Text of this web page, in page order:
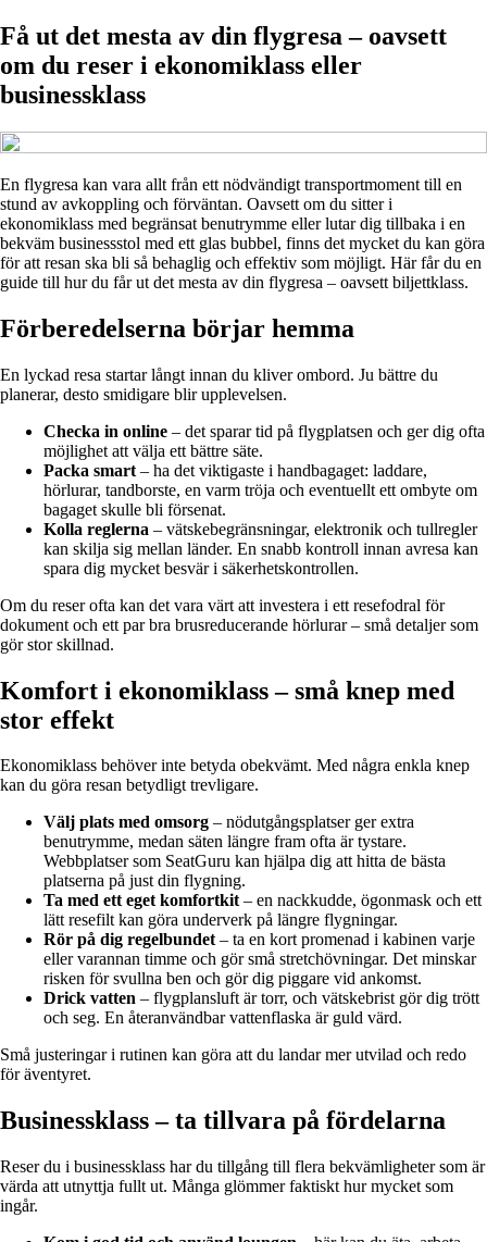
Få ut det mesta av din flygresa – oavsett
om du reser i ekonomiklass eller
businessklass
En flygresa kan vara allt från ett nödvändigt transportmoment till en
stund av avkoppling och förväntan. Oavsett om du sitter i
ekonomiklass med begränsat benutrymme eller lutar dig tillbaka i en
bekväm businessstol med ett glas bubbel, finns det mycket du kan göra
för att resan ska bli så behaglig och effektiv som möjligt. Här får du en
guide till hur du får ut det mesta av din flygresa – oavsett biljettklass.
Förberedelserna börjar hemma
En lyckad resa startar långt innan du kliver ombord. Ju bättre du
planerar, desto smidigare blir upplevelsen.
Checka in online – det sparar tid på flygplatsen och ger dig ofta
möjlighet att välja ett bättre säte.
Packa smart – ha det viktigaste i handbagaget: laddare,
hörlurar, tandborste, en varm tröja och eventuellt ett ombyte om
bagaget skulle bli försenat.
Kolla reglerna – vätskebegränsningar, elektronik och tullregler
kan skilja sig mellan länder. En snabb kontroll innan avresa kan
spara dig mycket besvär i säkerhetskontrollen.
Om du reser ofta kan det vara värt att investera i ett resefodral för
dokument och ett par bra brusreducerande hörlurar – små detaljer som
gör stor skillnad.
Komfort i ekonomiklass – små knep med
stor effekt
Ekonomiklass behöver inte betyda obekvämt. Med några enkla knep
kan du göra resan betydligt trevligare.
Välj plats med omsorg – nödutgångsplatser ger extra
benutrymme, medan säten längre fram ofta är tystare.
Webbplatser som SeatGuru kan hjälpa dig att hitta de bästa
platserna på just din flygning.
Ta med ett eget komfortkit– en nackkudde, ögonmask och ett
lätt resefilt kan göra underverk på längre flygningar.
Rör på dig regelbundet– ta en kort promenad i kabinen varje
eller varannan timme och gör små stretchövningar. Det minskar
risken för svullna ben och gör dig piggare vid ankomst.
Drick vatten – flygplansluft är torr, och vätskebrist gör dig trött
och seg. En återanvändbar vattenflaska är guld värd.
Små justeringar i rutinen kan göra att du landar mer utvilad och redo
för äventyret.
Businessklass – ta tillvara på fördelarna
Reser du i businessklass har du tillgång till flera bekvämligheter som är
värda att utnyttja fullt ut. Många glömmer faktiskt hur mycket som
ingår.